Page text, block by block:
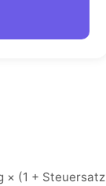
× (1 + Steuersatz